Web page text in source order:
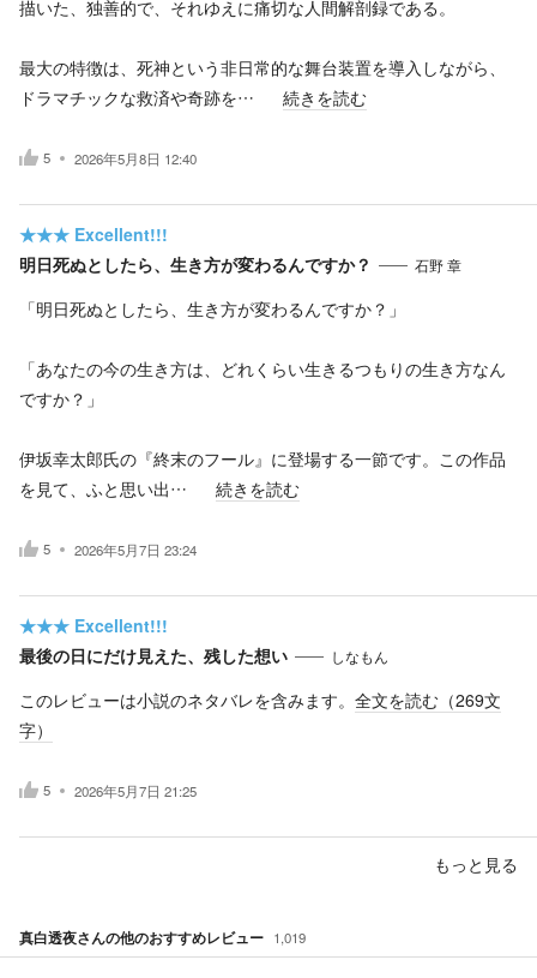
描いた、独善的で、それゆえに痛切な人間解剖録である。
最大の特徴は、死神という非日常的な舞台装置を導入しながら、
ドラマチックな救済や奇跡を…
続きを読む
5 2026年5月8日 12:40
★★★ Excellent!!!
明日死ぬとしたら、生き方が変わるんですか？
石野 章
「明日死ぬとしたら、生き方が変わるんですか？」
「あなたの今の生き方は、どれくらい生きるつもりの生き方なん
ですか？」
伊坂幸太郎氏の『終末のフール』に登場する一節です。この作品
を見て、ふと思い出…
続きを読む
5 2026年5月7日 23:24
★★★ Excellent!!!
最後の日にだけ見えた、残した想い
しなもん
このレビューは小説のネタバレを含みます。 全文を読む（269文
字）
5 2026年5月7日 21:25
もっと見る
真白透夜さんの他のおすすめレビュー 1,019